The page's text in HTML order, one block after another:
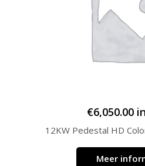
€6,050.00
12KW Pedestal HD
Meer